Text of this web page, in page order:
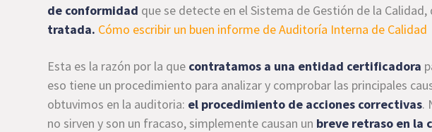
de conformidad que se detecte en el Sistema de Gestión de la Calidad,
tratada. Cómo escribir un buen informe de Auditoría Interna de Calidad
Esta es la razón por la que contratamos a una entidad certificadora
eso tiene un procedimiento para analizar y comprobar las principales
obtuvimos en la auditoria: el procedimiento de acciones correctivas.
no sirven y son un fracaso, simplemente causan un breve retraso en la